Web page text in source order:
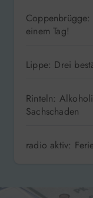
einem Tag!
Lippe: Drei
Rinteln:
Sachschaden
radio aktiv: